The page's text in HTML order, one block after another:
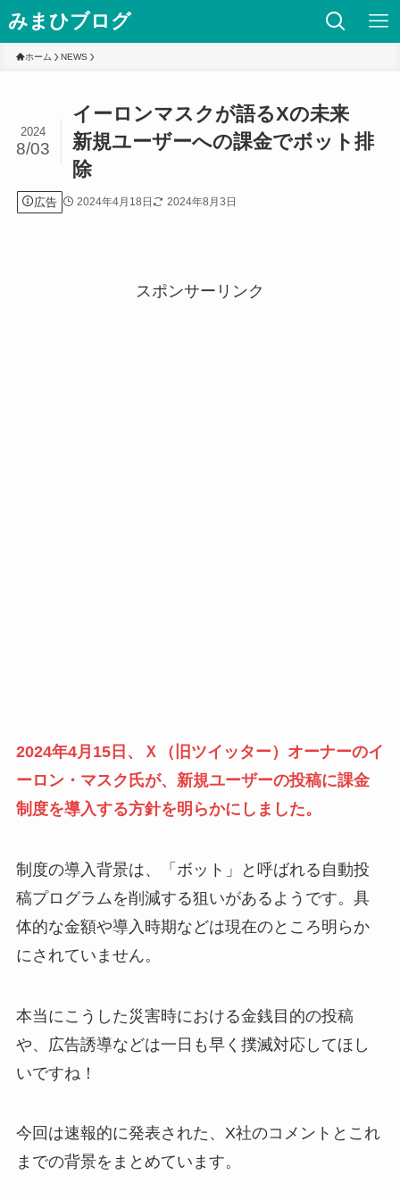
みまひブログ
ホーム NEWS
イーロンマスクが語るXの未来
新規ユーザーへの課金でボット排
除
2024
8/03
広告 2024年4月18日 2024年8月3日
スポンサーリンク
2024年4月15日、Ｘ（旧ツイッター）オーナーのイ
ーロン・マスク氏が、新規ユーザーの投稿に課金
制度を導入する方針を明らかにしました。
制度の導入背景は、「ボット」と呼ばれる自動投
稿プログラムを削減する狙いがあるようです。具
体的な金額や導入時期などは現在のところ明らか
にされていません。
本当にこうした災害時における金銭目的の投稿
や、広告誘導などは一日も早く撲滅対応してほし
いですね！
今回は速報的に発表された、X社のコメントとこれ
までの背景をまとめています。